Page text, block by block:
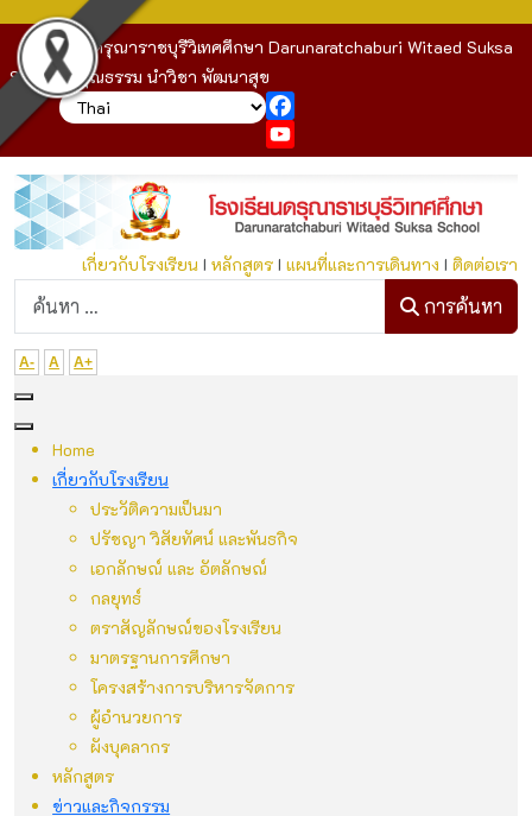
โรงเรียนดรุณาราชบุรีวิเทศศึกษา Darunaratchaburi Witaed Suksa
School : คุณธรรม นำวิชา พัฒนาสุข
YouTube
เกี่ยวกับโรงเรียนI หลักสูตรI แผนที่และการเดินทาง I ติดต่อเรา
ก
การค้นหา
A- A A+
Home
เกี่ยวกับโรงเรียน
ประวัติความเป็นมา
ปรัชญา วิสัยทัศน์ และพันธกิจ
เอกลักษณ์ และ อัตลักษณ์
กลยุทธ์
ตราสัญลักษณ์ของโรงเรียน
มาตรฐานการศึกษา
โครงสร้างการบริหารจัดการ
ผู้อำนวยการ
ผังบุคลากร
หลักสูตร
ข่าวและกิจกรรม